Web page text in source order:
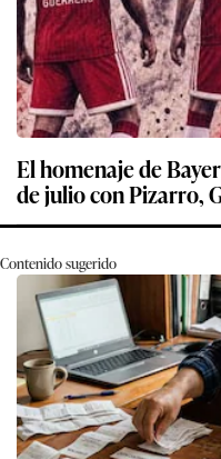
El homenaje de
de julio con Pizarro,
Contenido sugerido